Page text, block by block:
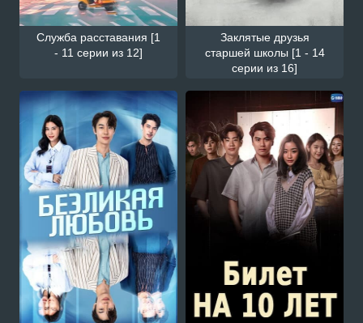
Служба расставания [1
- 11 серии из 12]
Заклятые друзья
старшей школы [1 - 14
серии из 16]